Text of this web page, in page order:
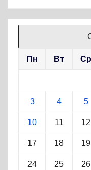
Пн Вт Ср
3 4 5
10 11 12
17 18 19
24 25 26